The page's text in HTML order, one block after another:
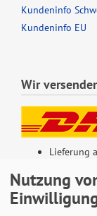
Kundeninfo
Kundeninfo EU
Wir
Lieferung
Nutzung